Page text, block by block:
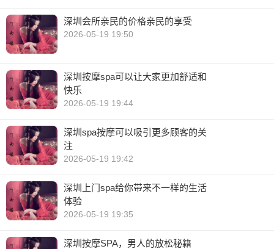
深圳会所亲民的价格亲民的享受
2026-05-19 19:50
深圳按摩spa可以让大家更加舒适和
快乐
2026-05-19 19:44
深圳spa按摩可以吸引更多顾客的关
注
2026-05-19 19:42
深圳上门spa给你带来不一样的生活
体验
2026-05-19 19:35
深圳按摩SPA，男人的放松秘籍